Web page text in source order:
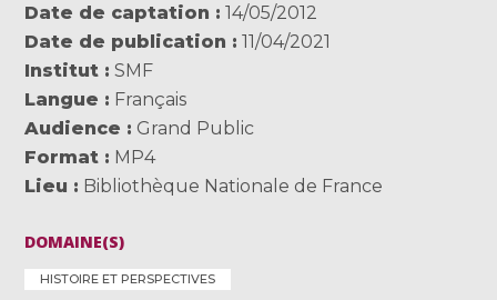
Date de captation
14/05/2012
Date de publication
11/04/2021
Institut
SMF
Langue
Français
Audience
Grand Public
Format
MP4
Lieu
Bibliothèque Nationale de France
DOMAINE(S)
HISTOIRE ET PERSPECTIVES